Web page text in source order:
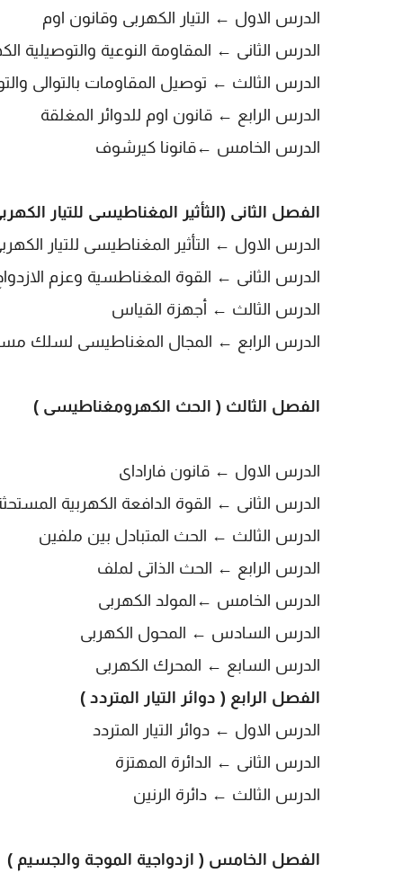
الدرس الاول ← التيار الكهربى وقانون اوم
الدرس الثانى ← المقاومة النوعية والتوصيلية
الدرس الثالث ← توصيل المقاومات بالتوالى
الدرس الرابع ← قانون اوم للدوائر المغلقة
الدرس الخامس ←قانونا كيرشوف
الفصل الثانى (الثأثير المغناطيسى للتيار
الدرس الاول ← التأثير المغناطيسى للتيار
الدرس الثانى ← القوة المغناطسية وعزم
الدرس الثالث ← أجهزة القياس
الدرس الرابع ← المجال المغناطيسى لسلك
الفصل الثالث ( الحث الكهرومغناطيسى )
الدرس الاول ← قانون فاراداى
الدرس الثانى ← القوة الدافعة الكهربية
الدرس الثالث ← الحث المتبادل بين ملفين
الدرس الرابع ← الحث الذاتى لملف
الدرس الخامس ←المولد الكهربى
الدرس السادس ← المحول الكهربى
الدرس السابع ← المحرك الكهربى
الفصل الرابع ( دوائر التيار المتردد )
الدرس الاول ← دوائر التيار المتردد
الدرس الثانى ← الدائرة المهتزة
الدرس الثالث ← دائرة الرنين
الفصل الخامس ( ازدواجية الموجة والجسيم )